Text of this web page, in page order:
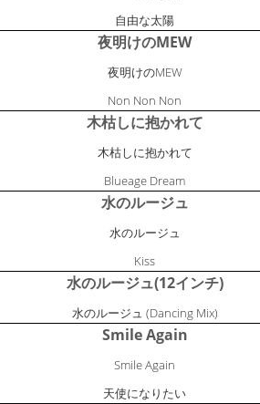
自由な太陽
夜明けのMEW
夜明けのMEW
Non Non Non
木枯しに抱かれて
木枯しに抱かれて
Blueage Dream
水のルージュ
水のルージュ
Kiss
水のルージュ(12インチ)
水のルージュ (Dancing Mix)
Smile Again
Smile Again
天使になりたい